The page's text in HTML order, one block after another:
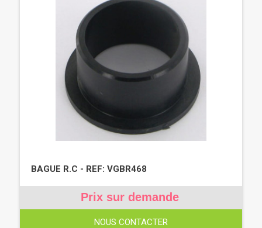
BAGUE R.C - REF: VGBR468
Prix sur demande
NOUS CONTACTER